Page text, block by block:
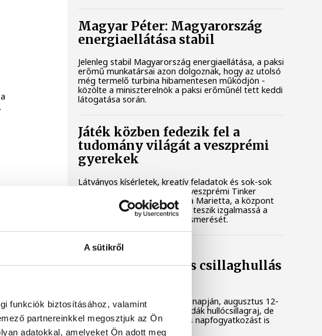
A sütikről
funkciók biztosításához, valamint
partnereinkkel megosztjuk az Ön
adatokkal, amelyeket Ön adott meg
Magyar Péter: Magyarország
energiaellátása stabil
Jelenleg stabil Magyarország energiaellátása, a paksi
erőmű munkatársai azon dolgoznak, hogy az utolsó
még termelő turbina hibamentesen működjön -
közölte a miniszterelnök a paksi erőműnél tett keddi
látogatása során.
Játék közben fedezik fel a
tudomány világát a veszprémi
gyerekek
Látványos kísérletek, kreatív feladatok és sok-sok
élmény várja a gyerekeket a veszprémi Tinker
Labsben. Videónkban Balassa Marietta, a központ
vezetője mutatja be, hogyan teszik izgalmassá a
természettudományok megismerését.
Augusztus 12-én
napfogyatkozás és csillaghullás
Az év legsűrűbb csillagászati napján, augusztus 12-
én éjjel tetőzik majd a Perseidák hullócsillagraj, de
ugyanezen a napon részleges napfogyatkozást is
meg lehet majd figyelni.